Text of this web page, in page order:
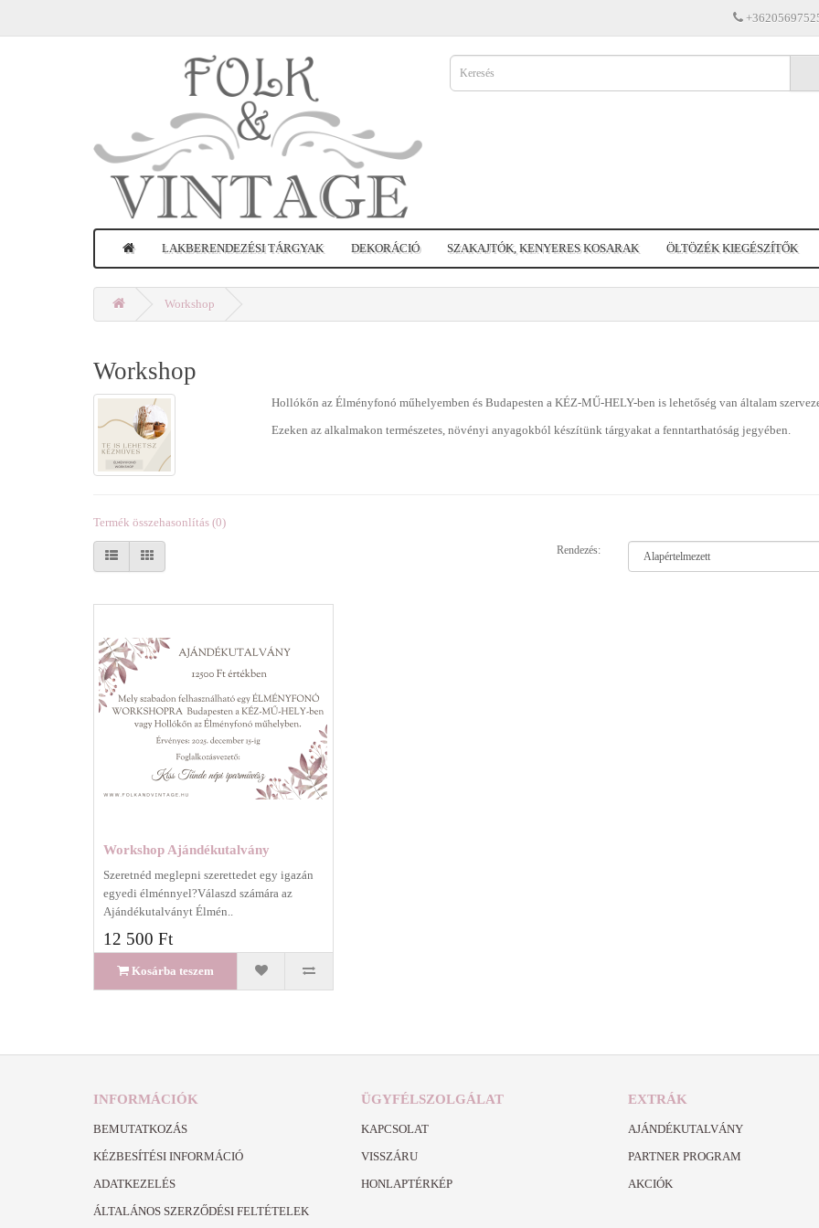
LAKBERENDEZÉSI TÁRGYAK DEKORÁCIÓ SZAKAJTÓK, KENYERES KOSARAK ÖLTÖZÉK KIEGÉSZÍTŐK
Workshop
Workshop
Hollókőn az Élményfonó műhelyemben és Budapesten a KÉZ-MŰ-HELY-ben is lehetőség van általam
Ezeken az alkalmakon természetes, növényi anyagokból készítünk tárgyakat a fenntarthatóság jegyében.
Termék összehasonlítás (0)
Rendezés:
Workshop Ajándékutalvány
Szeretnéd meglepni szerettedet egy igazán
egyedi élménnyel?Válaszd számára az
Ajándékutalványt Élmén..
12 500 Ft
Kosárba teszem
INFORMÁCIÓK
BEMUTATKOZÁS
KÉZBESÍTÉSI INFORMÁCIÓ
ADATKEZELÉS
ÁLTALÁNOS SZERZŐDÉSI FELTÉTELEK
ÜGYFÉLSZOLGÁLAT
KAPCSOLAT
VISSZÁRU
HONLAPTÉRKÉP
EXTRÁK
AJÁNDÉKUTALVÁNY
PARTNER PROGRAM
AKCIÓK